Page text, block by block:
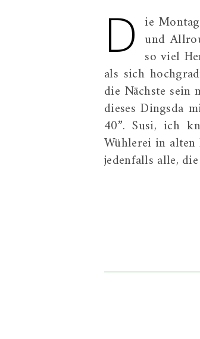
D ie
und
so viel
als sich
die Nächste sein
dieses Dingsda
40”. Susi, ich
Wühlerei in alten
jedenfalls alle,